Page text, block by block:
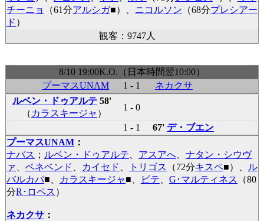
チーニョ
（61分アルシガ■）、 ニコルソン （68分プレシアー
ド ）
観客：9747人
8/10 19:00K.O.（日本時間翌10:00）
プーマスUNAM
1 - 1
ネカクサ
ルベン・ドゥアルテ58'
（ カラスキージャ ）
1 - 0
1 - 1
67' デ・ブエン
プーマスUNAM：
ナバス ； ルベン・ドゥアルテ アスアへ、 ナタン・シウヴ
ァ
ベネベンド カイセド トリゴス （72分キスペ■）、
ル
バルカバ■ カラスキージャ■ ビテ G･マルティネス
（80
分R･ロペス ）
ネカクサ：